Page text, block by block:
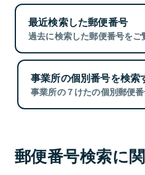
最近検索した郵便番号
過去に検索した郵便番号をご
事業所の個別番号を検索
事業所の７けたの個別郵便番
郵便番号検索に